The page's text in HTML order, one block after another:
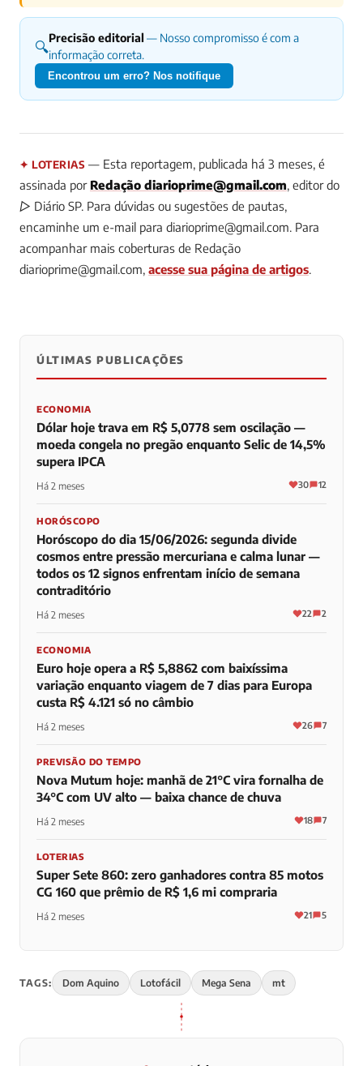
🔍Precisão editorial — Nosso compromisso é com a
informação correta.
Encontrou um erro? Nos notifique
✦ LOTERIAS — Esta reportagem, publicada há 3 meses, é
assinada por Redação diarioprime@gmail.com, editor do
▷ Diário SP. Para dúvidas ou sugestões de pautas,
encaminhe um e-mail para diarioprime@gmail.com. Para
acompanhar mais coberturas de Redação
diarioprime@gmail.com, acesse sua página de artigos.
0 0 0
ÚLTIMAS PUBLICAÇÕES
ECONOMIA
Dólar hoje trava em R$ 5,0778 sem oscilação —
moeda congela no pregão enquanto Selic de 14,5%
supera IPCA
Há 2 meses 30 12
HORÓSCOPO
Horóscopo do dia 15/06/2026: segunda divide
cosmos entre pressão mercuriana e calma lunar —
todos os 12 signos enfrentam início de semana
contraditório
Há 2 meses 22 2
ECONOMIA
Euro hoje opera a R$ 5,8862 com baixíssima
variação enquanto viagem de 7 dias para Europa
custa R$ 4.121 só no câmbio
Há 2 meses 26 7
PREVISÃO DO TEMPO
Nova Mutum hoje: manhã de 21°C vira fornalha de
34°C com UV alto — baixa chance de chuva
Há 2 meses 18 7
LOTERIAS
Super Sete 860: zero ganhadores contra 85 motos
CG 160 que prêmio de R$ 1,6 mi compraria
Há 2 meses 21 5
TAGS: Dom Aquino Lotofácil Mega Sena mt